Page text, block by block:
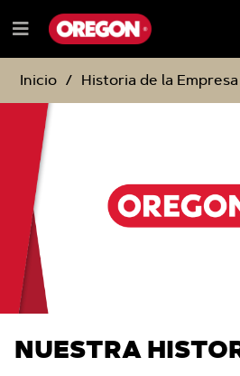
AL
CONTENIDO
AL
DE
NAVEGACIÓN
Menú
Inicio
Historia de la Empresa
NUESTRA